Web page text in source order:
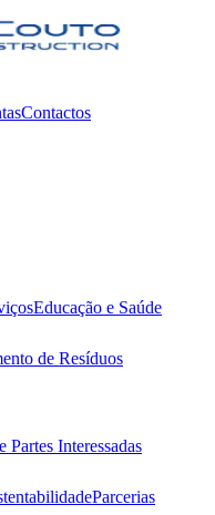
Contactos
Educação e Saúde
de Resíduos
Partes Interessadas
Parcerias